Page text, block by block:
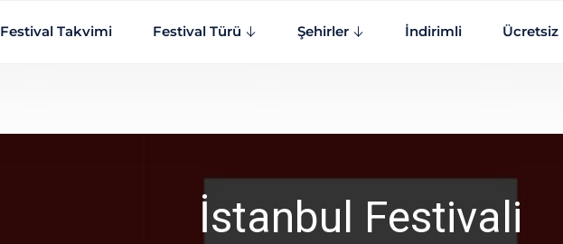
Festival Takvimi
Festival Türü Şehirler İndirimli Ücretsiz
İstanbul Festivali